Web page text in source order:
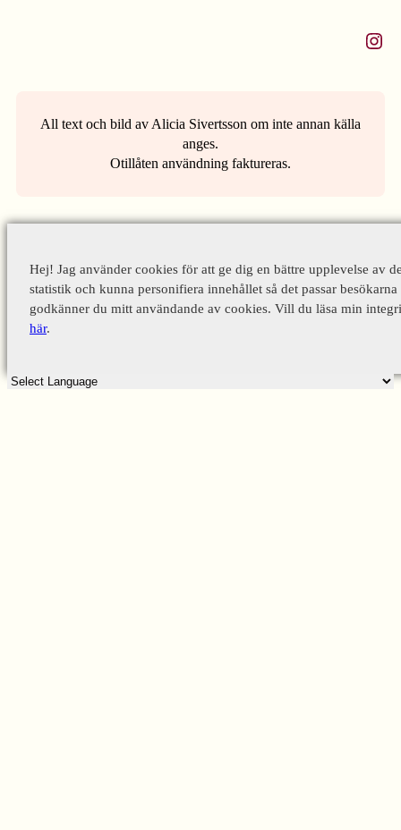
Instagram
All text och bild av Alicia Sivertsson om inte annan källa
anges.
Otillåten användning faktureras.
Hej! Jag använder cookies för att ge dig en bättre upplevelse av
statistik och kunna personifiera innehållet så det passar
godkänner du mitt användande av cookies. Vill du läsa min
här.